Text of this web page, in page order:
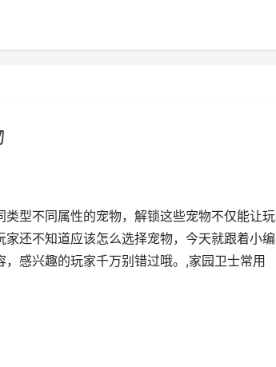
型不同属性的宠物，解锁这些宠物不仅能让玩
还不知道应该怎么选择宠物，今天就跟着小编
感兴趣的玩家千万别错过哦。,家园卫士常用